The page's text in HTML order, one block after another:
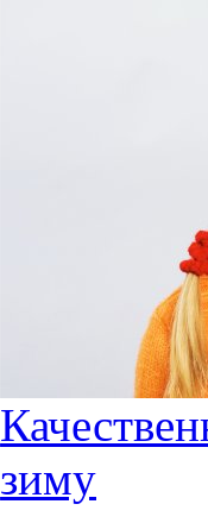
зиму